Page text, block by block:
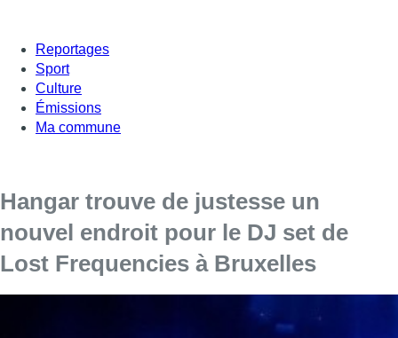
Reportages
Sport
Culture
Émissions
Ma commune
Hangar trouve de justesse un
nouvel endroit pour le DJ set de
Lost Frequencies à Bruxelles